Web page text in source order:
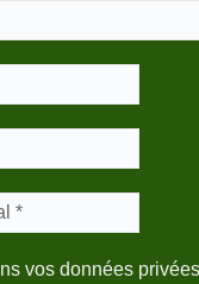
vos données